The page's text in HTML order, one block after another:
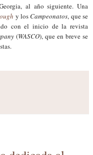
al año siguiente. Una
y losCampeonatos, que se
con el inicio de la revista
(WASCO), que en breve se